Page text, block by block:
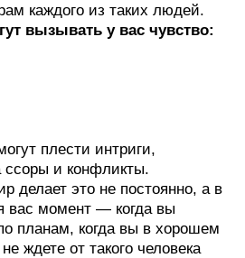
каждого из таких людей.
вызывать у вас чувство:
плести интриги,
ссоры и конфликты.
делает это не постоянно, а в
вас момент — когда вы
планам, когда вы в хорошем
ждете от такого человека